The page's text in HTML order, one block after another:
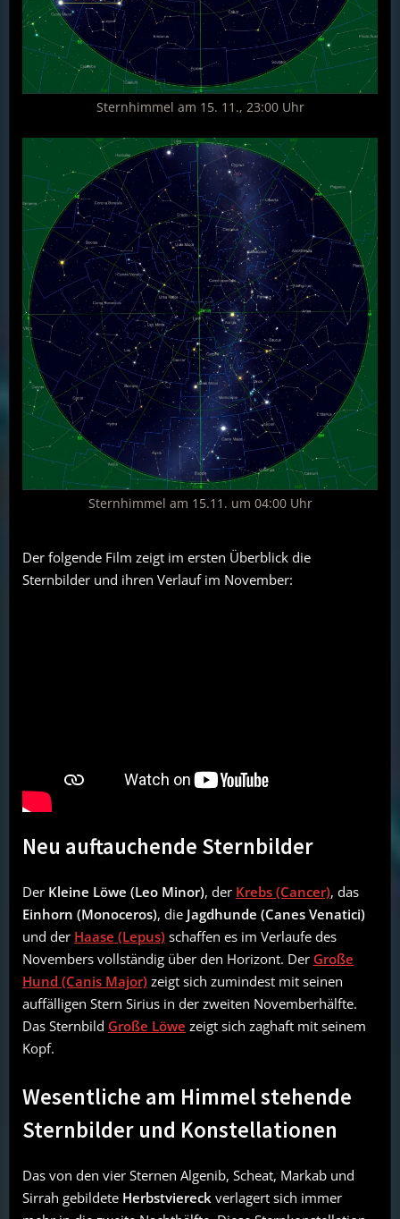
Sternhimmel am 15. 11., 23:00 Uhr
Sternhimmel am 15.11. um 04:00 Uhr
Der folgende Film zeigt im ersten Überblick die
Sternbilder und ihren Verlauf im November:
Neu auftauchende Sternbilder
Der Kleine Löwe (Leo Minor), der Krebs (Cancer), das
Einhorn (Monoceros), die Jagdhunde (Canes Venatici)
und der Haase (Lepus) schaffen es im Verlaufe des
Novembers vollständig über den Horizont. Der Große
Hund (Canis Major) zeigt sich zumindest mit seinen
auffälligen Stern Sirius in der zweiten Novemberhälfte.
Das Sternbild Große Löwe zeigt sich zaghaft mit seinem
Kopf.
Wesentliche am Himmel stehende
Sternbilder und Konstellationen
Das von den vier Sternen Algenib, Scheat, Markab und
Sirrah gebildete Herbstviereck verlagert sich immer